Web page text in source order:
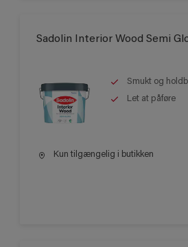
Sadolin Interior Wood Semi
Smukt og
Let at påføre
Kun tilgængelig i butikken